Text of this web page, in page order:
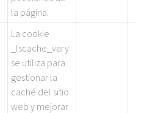
la página.
La cookie
_lscache_vary
se utiliza para
gestionar la
caché del sitio
web y mejorar